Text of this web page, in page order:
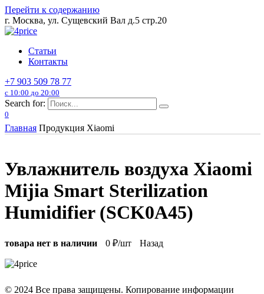
Перейти к содержанию
г. Москва, ул. Сущевский Вал д.5 стр.20
Статьи
Контакты
+7 903 509 78 77
с 10:00 до 20:00
Search for:
0
Главная Продукция Xiaomi
Увлажнитель воздуха Xiaomi
Mijia Smart Sterilization
Humidifier (SCK0A45)
товара нет в наличии 0 ₽/шт Назад
© 2024 Все права защищены. Копирование информации